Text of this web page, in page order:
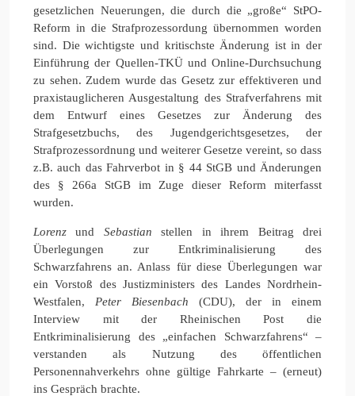
gesetzlichen Neuerungen, die durch die „große“ StPO-
Reform in die Strafprozessordung übernommen worden
sind. Die wichtigste und kritischste Änderung ist in der
Einführung der Quellen-TKÜ und Online-Durchsuchung
zu sehen. Zudem wurde das Gesetz zur effektiveren und
praxistauglicheren Ausgestaltung des Strafverfahrens mit
dem Entwurf eines Gesetzes zur Änderung des
Strafgesetzbuchs, des Jugendgerichtsgesetzes, der
Strafprozessordnung und weiterer Gesetze vereint, so dass
z.B. auch das Fahrverbot in § 44 StGB und Änderungen
des § 266a StGB im Zuge dieser Reform miterfasst
wurden.
Lorenz und Sebastian stellen in ihrem Beitrag drei
Überlegungen zur Entkriminalisierung des
Schwarzfahrens an. Anlass für diese Überlegungen war
ein Vorstoß des Justizministers des Landes Nordrhein-
Westfalen, Peter Biesenbach (CDU), der in einem
Interview mit der Rheinischen Post die
Entkriminalisierung des „einfachen Schwarzfahrens“ –
verstanden als Nutzung des öffentlichen
Personennahverkehrs ohne gültige Fahrkarte – (erneut)
ins Gespräch brachte.